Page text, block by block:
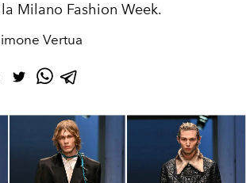
Milano Fashion Week.
Vertua